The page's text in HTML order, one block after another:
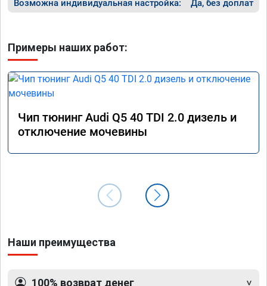
Возможна индивидуальная настройка: Да, без доплат
Примеры наших работ:
Чип тюнинг Audi Q5 40 TDI 2.0 дизель и
отключение мочевины
Наши преимущества
100% возврат денег